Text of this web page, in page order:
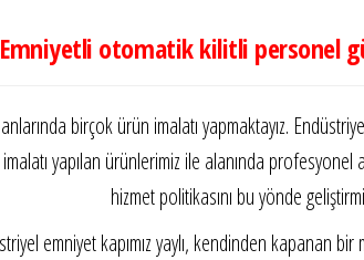
Emniyetli otomatik kilitli personel
birçok ürün imalatı yapmaktayız.
yapılan ürünlerimiz ile alanında
hizmet politikasını bu yönde
emniyet kapımız yaylı, kendinden kapanan bir